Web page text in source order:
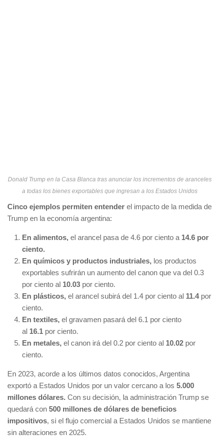
Donald Trump en la Casa Blanca tras anunciar los incrementos de aranceles
a todas los bienes exportables que ingresan a los Estados Unidos
Cinco ejemplos permiten entender el impacto de la medida de
Trump en la economía argentina:
En alimentos, el arancel pasa de 4.6 por ciento a 14.6 por
ciento.
En químicos y productos industriales, los productos
exportables sufrirán un aumento del canon que va del 0.3
por ciento al 10.03 por ciento.
En plásticos, el arancel subirá del 1.4 por ciento al 11.4por
ciento.
En textiles, el gravamen pasará del 6.1 por ciento
al 16.1 por ciento.
En metales, el canon irá del 0.2 por ciento al 10.02 por
ciento.
En 2023, acorde a los últimos datos conocidos, Argentina
exportó a Estados Unidos por un valor cercano a los 5.000
millones dólares. Con su decisión, la administración Trump se
quedará con 500 millones de dólares de beneficios
impositivos, si el flujo comercial a Estados Unidos se mantiene
sin alteraciones en 2025.